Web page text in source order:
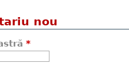
nou
*